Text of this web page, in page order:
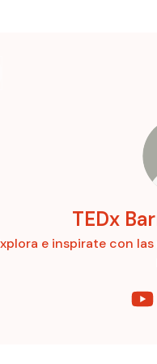
TEDx
e inspirate con